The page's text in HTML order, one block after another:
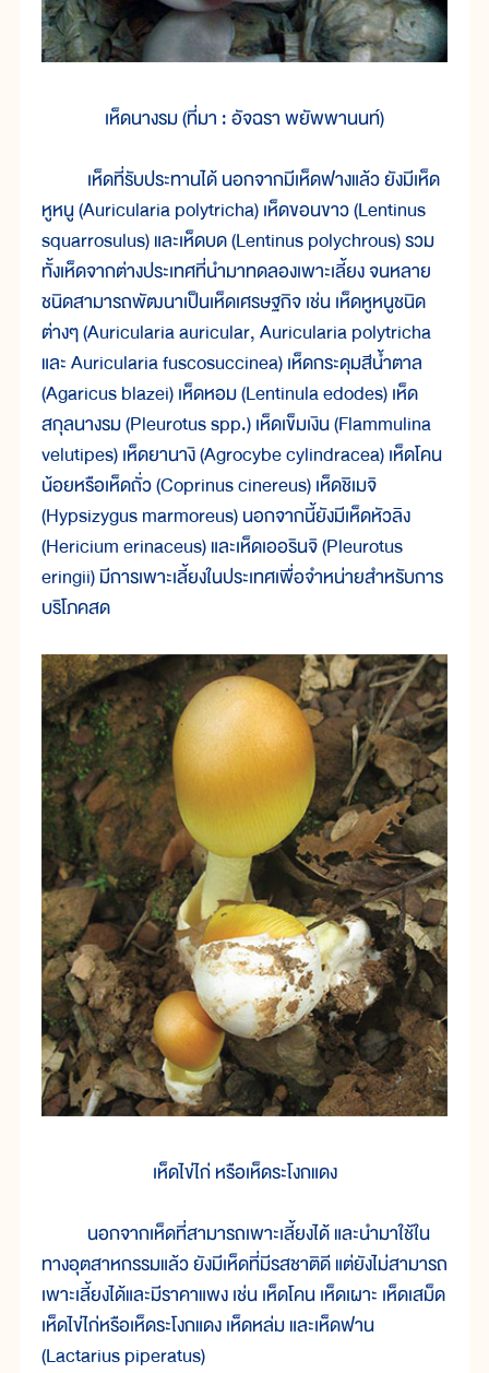
เห็ดนางรม (ที่มา : อัจฉรา พยัพพานนท์)
เห็ดที่รับประทานได้ นอกจากมีเห็ดฟางแล้ว ยังมีเห็ด
หูหนู (Auricularia polytricha) เห็ดขอนขาว (Lentinus
squarrosulus) และเห็ดบด (Lentinus polychrous) รวม
ทั้งเห็ดจากต่างประเทศที่นำมาทดลองเพาะเลี้ยง จนหลาย
ชนิดสามารถพัฒนาเป็นเห็ดเศรษฐกิจ เช่น เห็ดหูหนูชนิด
ต่างๆ (Auricularia auricular, Auricularia polytricha
และ Auricularia fuscosuccinea) เห็ดกระดุมสีน้ำตาล
(Agaricus blazei) เห็ดหอม (Lentinula edodes) เห็ด
สกุลนางรม (Pleurotus spp.) เห็ดเข็มเงิน (Flammulina
velutipes) เห็ดยานางิ (Agrocybe cylindracea) เห็ดโคน
น้อยหรือเห็ดถั่ว (Coprinus cinereus) เห็ดชิเมจิ
(Hypsizygus marmoreus) นอกจากนี้ยังมีเห็ดหัวลิง
(Hericium erinaceus) และเห็ดเออรินจิ (Pleurotus
eringii) มีการเพาะเลี้ยงในประเทศเพื่อจำหน่ายสำหรับการ
บริโภคสด
เห็ดไข่ไก่ หรือเห็ดระโงกแดง
นอกจากเห็ดที่สามารถเพาะเลี้ยงได้ และนำมาใช้ใน
ทางอุตสาหกรรมแล้ว ยังมีเห็ดที่มีรสชาติดี แต่ยังไม่สามารถ
เพาะเลี้ยงได้และมีราคาแพง เช่น เห็ดโคน เห็ดเผาะ เห็ดเสม็ด
เห็ดไข่ไก่หรือเห็ดระโงกแดง เห็ดหล่ม และเห็ดฟาน
(Lactarius piperatus)